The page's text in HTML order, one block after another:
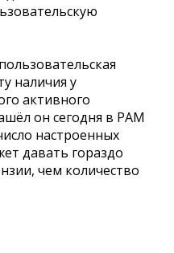
наличия у
активного
он сегодня в PAM
настроенных
давать гораздо
чем количество